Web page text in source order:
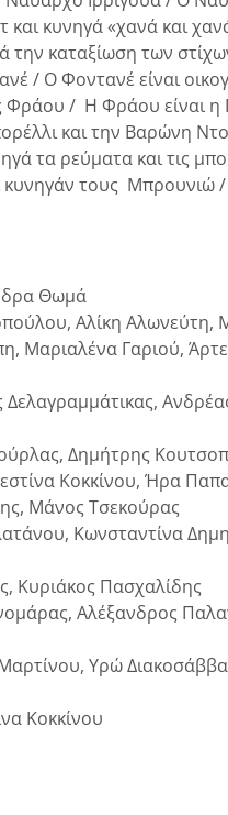
και κυνηγά «χανά και
την καταξίωση των
/ Ο Φοντανέ είναι
Φράου / Η Φράου είναι η
και την Βαρώνη
τα ρεύματα και τις
κυνηγάν τους Μπρουνιώ
Θωμά
Αλίκη Αλωνεύτη,
Μαριαλένα Γαριού,
Δημήτρης
Κοκκίνου, Ήρα
Μάνος Τσεκούρας
Κωνσταντίνα
Κυριάκος Πασχαλίδης
Αλέξανδρος
Υρώ Διακοσάββα
Κοκκίνου